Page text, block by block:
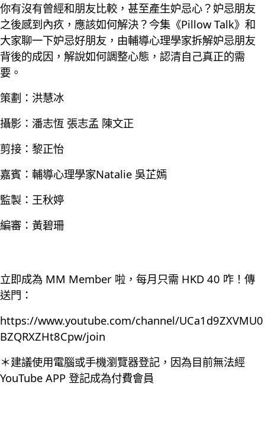
你有沒有曾經和朋友比較，甚至產生妒忌心？妒忌朋友
之後感到內疚，應該如何解決？今集《Pillow Talk》和
大家聊一下妒忌好朋友，由輔導心理學家拆解妒忌朋友
背後的成因，解說如何調整心態，認清自己真正的需
要。
策劃：洪慧冰
攝影：潘志恆 張志孟 陳文正
剪接：黎正怡
嘉賓：輔導心理學家Natalie 吳芷嫣
監製：王秋婷
編審：黃碧珊
立即成為 MM Member 啦，每月只需 HKD 40 咋！傳
送門：
https://www.youtube.com/channel/UCa1d9ZXVMU0
BZQRXZHt8Cpw/join
＊建議使用電腦或手機瀏覽器登記，因為目前無法經
YouTube APP 登記成為付費會員